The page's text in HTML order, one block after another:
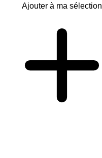
Ajouter à ma sélection